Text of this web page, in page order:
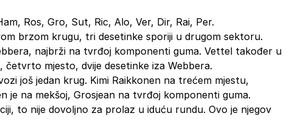
Ros, Gro, Sut, Ric, Alo, Ver, Dir, Rai, Per.
brzom krugu, tri desetinke sporiji u drugom sektoru.
najbrži na tvrđoj komponenti guma. Vettel također u
mjesto, dvije desetinke iza Webbera.
još jedan krug. Kimi Raikkonen na trećem mjestu,
je na mekšoj, Grosjean na tvrđoj komponenti guma.
to nije dovoljno za prolaz u iduću rundu. Ovo je njegov